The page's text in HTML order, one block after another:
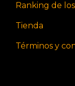
Ranking de
Tienda
Términos y